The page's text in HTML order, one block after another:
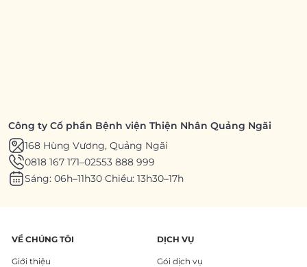
Công ty Cổ phần Bệnh viện Thiện Nhân Quảng Ngãi
168 Hùng Vương, Quảng Ngãi
0818 167 171–02553 888 999
Sáng: 06h–11h30 Chiều: 13h30–17h
VỀ CHÚNG TÔI
Giới thiệu
DỊCH VỤ
Gói dịch vụ